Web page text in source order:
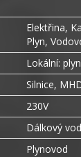
Elektřina,
Plyn,
Lokální:
Silnice,
230V
Dálkový
Plynovod